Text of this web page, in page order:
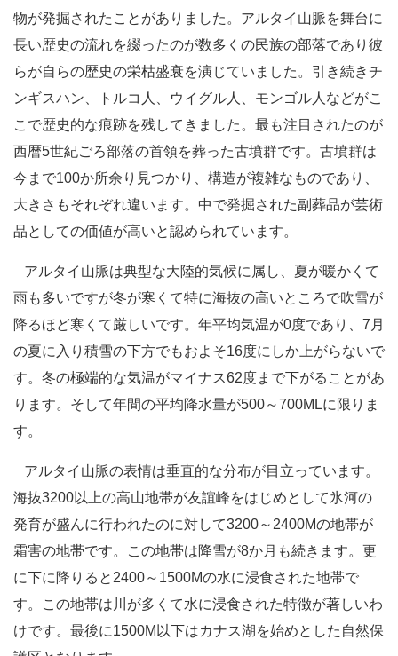
物が発掘されたことがありました。アルタイ山脈を舞台に
長い歴史の流れを綴ったのが数多くの民族の部落であり彼
らが自らの歴史の栄枯盛衰を演じていました。引き続きチ
ンギスハン、トルコ人、ウイグル人、モンゴル人などがこ
こで歴史的な痕跡を残してきました。最も注目されたのが
西暦5世紀ごろ部落の首領を葬った古墳群です。古墳群は
今まで100か所余り見つかり、構造が複雑なものであり、
大きさもそれぞれ違います。中で発掘された副葬品が芸術
品としての価値が高いと認められています。
アルタイ山脈は典型な大陸的気候に属し、夏が暖かくて
雨も多いですが冬が寒くて特に海抜の高いところで吹雪が
降るほど寒くて厳しいです。年平均気温が0度であり、7月
の夏に入り積雪の下方でもおよそ16度にしか上がらないで
す。冬の極端的な気温がマイナス62度まで下がることがあ
ります。そして年間の平均降水量が500～700MLに限りま
す。
アルタイ山脈の表情は垂直的な分布が目立っています。
海抜3200以上の高山地帯が友誼峰をはじめとして氷河の
発育が盛んに行われたのに対して3200～2400Mの地帯が
霜害の地帯です。この地帯は降雪が8か月も続きます。更
に下に降りると2400～1500Mの水に浸食された地帯で
す。この地帯は川が多くて水に浸食された特徴が著しいわ
けです。最後に1500M以下はカナス湖を始めとした自然保